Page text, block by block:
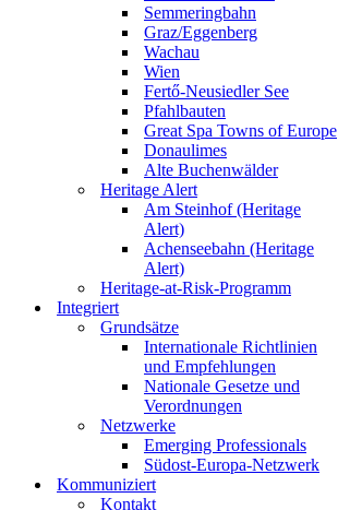
Semmeringbahn
Graz/Eggenberg
Wachau
Wien
Fertő-Neusiedler See
Pfahlbauten
Great Spa Towns of Europe
Donaulimes
Alte Buchenwälder
Heritage Alert
Am Steinhof (Heritage
Alert)
Achenseebahn (Heritage
Alert)
Heritage-at-Risk-Programm
Integriert
Grundsätze
Internationale Richtlinien
und Empfehlungen
Nationale Gesetze und
Verordnungen
Netzwerke
Emerging Professionals
Südost-Europa-Netzwerk
Kommuniziert
Kontakt